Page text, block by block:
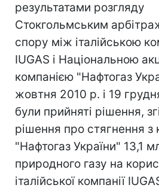
результатами розгляду
Стокгольмським
спору між італійською
IUGAS і Національною
компанією "Нафтогаз
жовтня 2010 р. і 19
були прийняті рішення,
рішення про стягнення з
"Нафтогаз України" 13,1
природного газу на
італійської компанії